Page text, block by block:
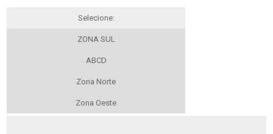
Selecione:
ZONA SUL
ABCD
Zona Norte
Zona Oeste